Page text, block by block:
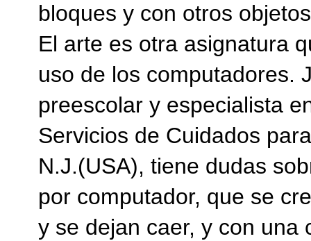
bloques y con otros
El arte es otra asignatura
uso de los computadores.
preescolar y especialista
Servicios de Cuidados
N.J.(USA), tiene dudas
por computador, que se
y se dejan caer, y con una